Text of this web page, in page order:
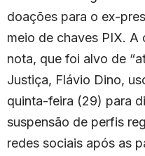
doações para o ex-
meio de chaves PIX.
nota, que foi alvo de
Justiça, Flávio Dino,
quinta-feira (29) para
suspensão de perfis
redes sociais após as